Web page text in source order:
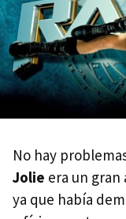
No hay
Jolie era un
ya que había